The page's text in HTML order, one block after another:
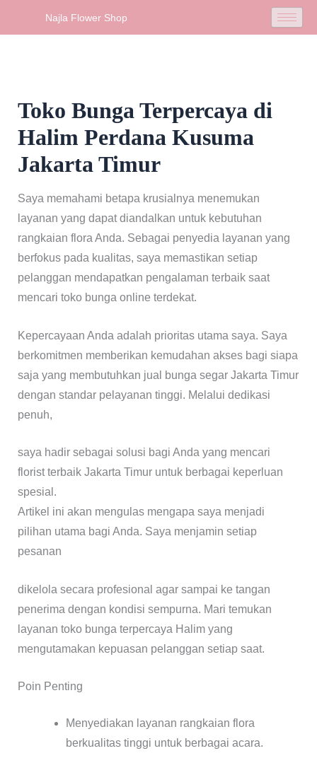
Najla Flower Shop
Toko Bunga Terpercaya di
Halim Perdana Kusuma
Jakarta Timur
Saya memahami betapa krusialnya menemukan
layanan yang dapat diandalkan untuk kebutuhan
rangkaian flora Anda. Sebagai penyedia layanan yang
berfokus pada kualitas, saya memastikan setiap
pelanggan mendapatkan pengalaman terbaik saat
mencari toko bunga online terdekat.
Kepercayaan Anda adalah prioritas utama saya. Saya
berkomitmen memberikan kemudahan akses bagi siapa
saja yang membutuhkan jual bunga segar Jakarta Timur
dengan standar pelayanan tinggi. Melalui dedikasi
penuh,
saya hadir sebagai solusi bagi Anda yang mencari
florist terbaik Jakarta Timur untuk berbagai keperluan
spesial.
Artikel ini akan mengulas mengapa saya menjadi
pilihan utama bagi Anda. Saya menjamin setiap
pesanan
dikelola secara profesional agar sampai ke tangan
penerima dengan kondisi sempurna. Mari temukan
layanan toko bunga terpercaya Halim yang
mengutamakan kepuasan pelanggan setiap saat.
Poin Penting
Menyediakan layanan rangkaian flora
berkualitas tinggi untuk berbagai acara.